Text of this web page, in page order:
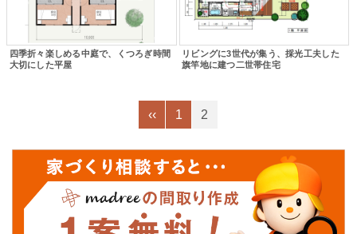
四季折々楽しめる中庭で、くつろぎ時間
大切にした平屋
リビングに3世代が集う、採光工夫した
旗竿地に建つ二世帯住宅
‹‹ 1 2